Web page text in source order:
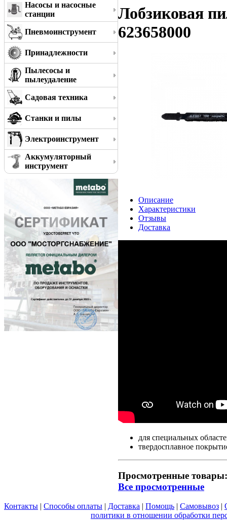
Насосы и насосные
станции
Пневмоинструмент
Принадлежности
Пылесосы и
пылеудаление
Садовая техника
Станки и пилы
Электроинструмент
Аккумуляторный
инструмент
Лобзиковая
623658000
Описание
Характеристики
Отзывы
Доставка
для специальных
твердосплавное
Просмотренные товары:
Все просмотренные
Контакты | Способы оплаты | Доставка | Помощь | Самовывоз |
политики в отношении обработки